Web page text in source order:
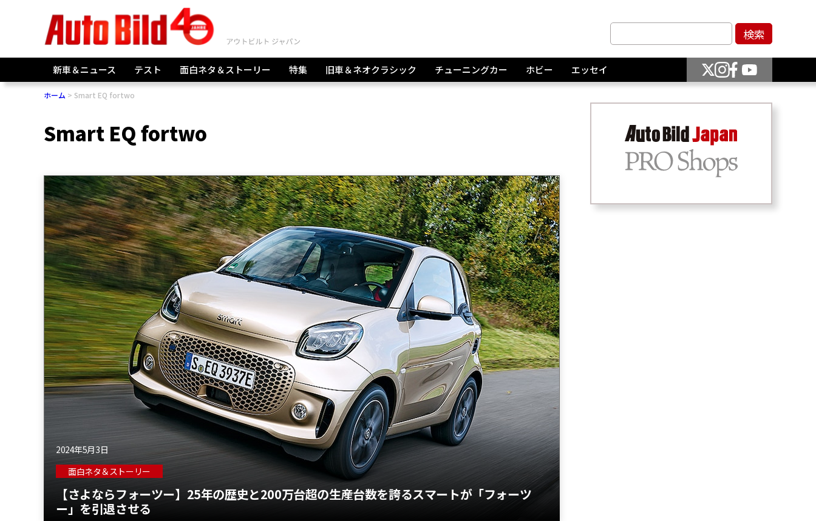
新車＆ニュース テスト 面白ネタ＆ストーリー 特集 旧車＆ネオクラシック チューニングカー ホビー エッセイ
ホーム Smart EQ fortwo
Smart EQ fortwo
2024年5月3日
面白ネタ＆ストーリー
【さよならフォーツー】25年の歴史と200万台超の生産台数を誇るスマートが「フォーツ
ー」を引退させる